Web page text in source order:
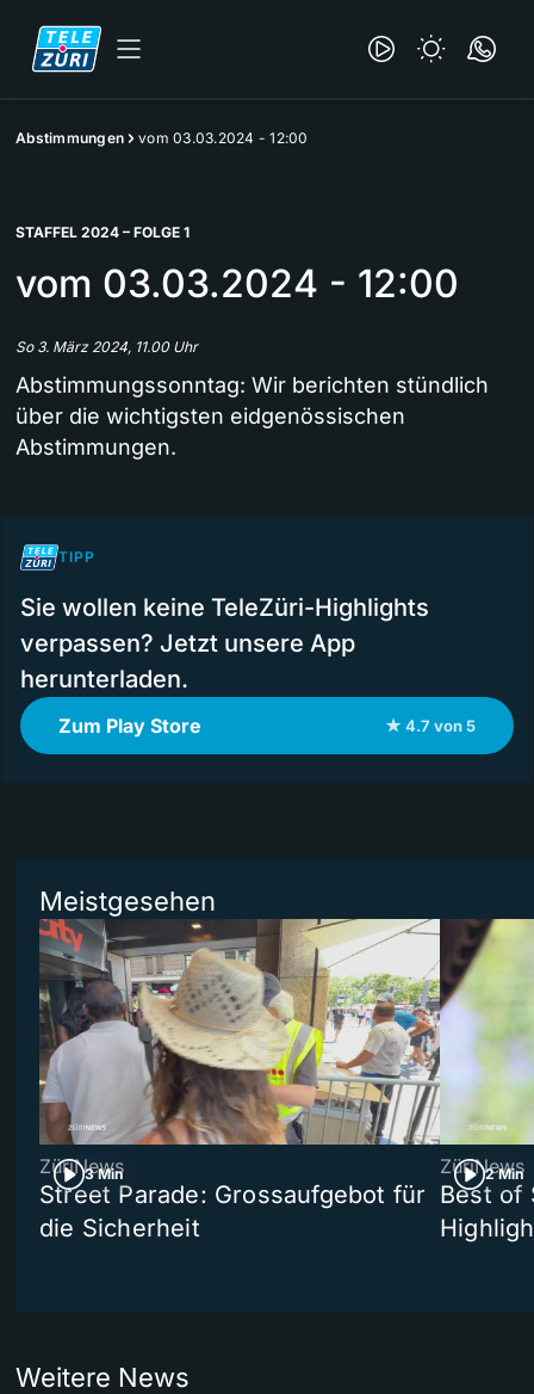
Abstimmungen vom 03.03.2024 - 12:00
STAFFEL 2024 – FOLGE 1
vom 03.03.2024 - 12:00
So 3. März 2024, 11.00 Uhr
Abstimmungssonntag: Wir berichten stündlich
über die wichtigsten eidgenössischen
Abstimmungen.
TIPP
Sie wollen keine TeleZüri-Highlights
verpassen? Jetzt unsere App
herunterladen.
Zum Play Store ★ 4.7 von 5
Meistgesehen
3 Min
ZüriNews
Street Parade: Grossaufgebot für
die Sicherheit
2 Min
ZüriNews
Best of
Weitere News